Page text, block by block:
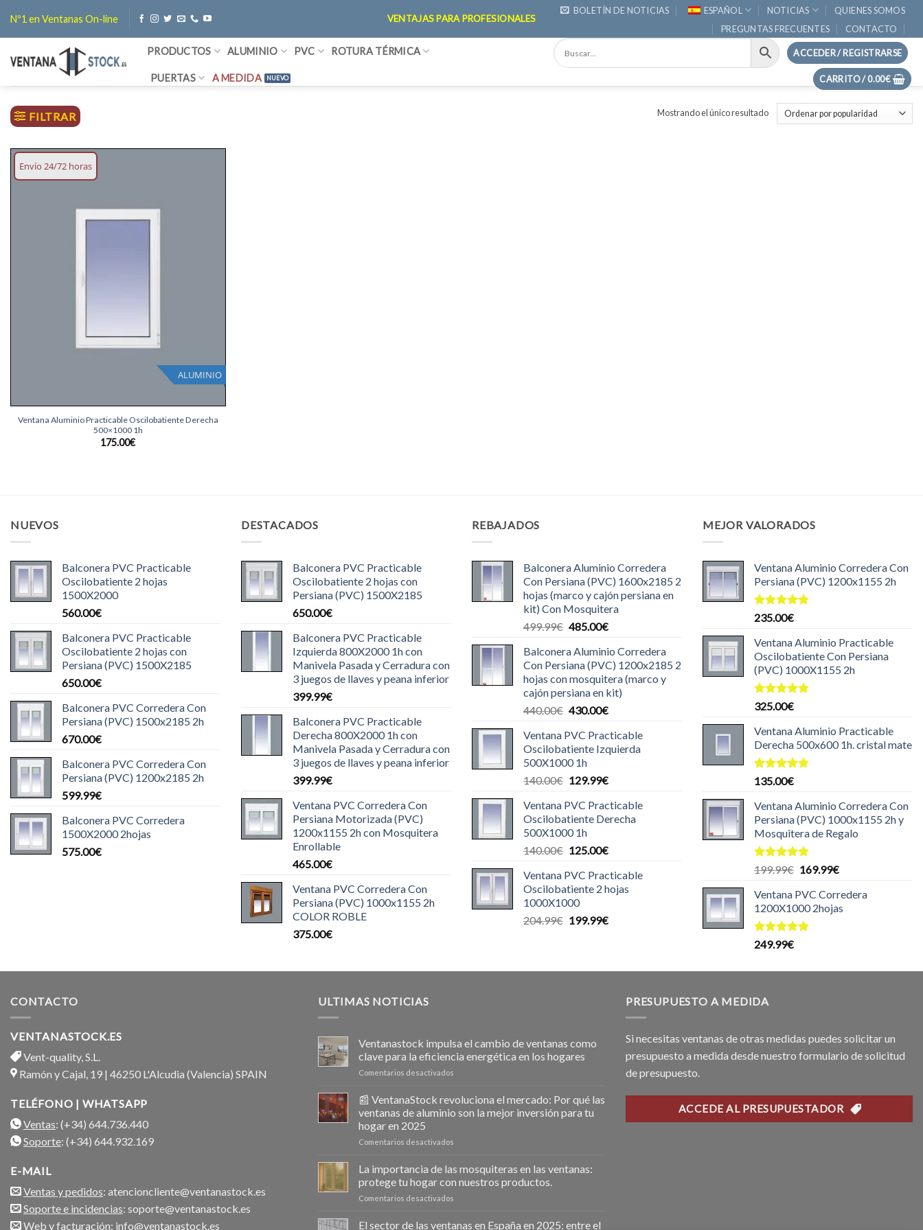
contenido
Nº1 en Ventanas On-line VENTAJAS PARA PROFESIONALES
BOLETÍN DE NOTICIAS ESPAÑOL NOTICIAS
QUIENES SOMOS
PREGUNTAS FRECUENTES
CONTACTO
PRODUCTOS ALUMINIO PVC ROTURA TÉRMICA
PUERTAS A MEDIDA
ACCEDER / REGISTRARSE
CARRITO /0.00€
FILTRAR Mostrando el único resultado
Envío 24/72 horas
ALUMINIO
Ventana Aluminio Practicable Oscilobatiente Derecha
500×1000 1h
175.00€
NUEVOS
Balconera PVC Practicable
Oscilobatiente 2 hojas
1500X2000
560.00€
Balconera PVC Practicable
Oscilobatiente 2 hojas con
Persiana (PVC) 1500X2185
650.00€
Balconera PVC Corredera Con
Persiana (PVC) 1500x2185 2h
670.00€
Balconera PVC Corredera Con
Persiana (PVC) 1200x2185 2h
599.99€
Balconera PVC Corredera
1500X2000 2hojas
575.00€
DESTACADOS
Balconera PVC Practicable
Oscilobatiente 2 hojas con
Persiana (PVC) 1500X2185
650.00€
Balconera PVC Practicable
Izquierda 800X2000 1h con
Manivela Pasada y Cerradura con
3 juegos de llaves y peana inferior
399.99€
Balconera PVC Practicable
Derecha 800X2000 1h con
Manivela Pasada y Cerradura con
3 juegos de llaves y peana inferior
399.99€
Ventana PVC Corredera Con
Persiana Motorizada (PVC)
1200x1155 2h con Mosquitera
Enrollable
465.00€
Ventana PVC Corredera Con
Persiana (PVC) 1000x1155 2h
COLOR ROBLE
375.00€
REBAJADOS
Balconera Aluminio Corredera
Con Persiana (PVC) 1600x2185 2
hojas (marco y cajón persiana en
kit) Con Mosquitera
499.99€ El
original
era:
499.99€.
485.00€El
actual
es:
485.00€.
Balconera Aluminio Corredera
Con Persiana (PVC) 1200x2185 2
hojas con mosquitera (marco y
cajón persiana en kit)
440.00€ El
original
era:
440.00€.
430.00€El
actual
es:
Ventana PVC Practicable
Oscilobatiente Izquierda
500X1000 1h
140.00€ El
original
era:
140.00€.
129.99€El
actual
es:
Ventana PVC Practicable
Oscilobatiente Derecha
500X1000 1h
140.00€ El
original
era:
140.00€.
125.00€El
actual
es:
Ventana PVC Practicable
Oscilobatiente 2 hojas
1000X1000
204.99€ El
199.99€El
MEJOR VALORADOS
Ventana Aluminio Corredera Con
Persiana (PVC) 1200x1155 2h
Valorado
de 5
235.00€
Ventana Aluminio Practicable
Oscilobatiente Con Persiana
(PVC) 1000X1155 2h
Valorado
de 5
325.00€
Ventana Aluminio Practicable
Derecha 500x600 1h. cristal mate
Valorado
de 5
135.00€
Ventana Aluminio Corredera Con
Persiana (PVC) 1000x1155 2h y
Mosquitera de Regalo
Valorado
de 5
199.99€ El
original
era:
199.99€.
169.99€El
actual
es:
Ventana PVC Corredera
1200X1000 2hojas
Valorado
249.99€
CONTACTO
VENTANASTOCK.ES
Vent-quality, S.L.
Ramón y Cajal, 19 | 46250 L'Alcudia (Valencia) SPAIN
TELÉFONO | WHATSAPP
Ventas: (+34) 644.736.440
Soporte: (+34) 644.932.169
E-MAIL
Ventas y pedidos: atencioncliente@ventanastock.es
Soporte e incidencias: soporte@ventanastock.es
Web y facturación: info@ventanastock.es
ULTIMAS NOTICIAS
Ventanastock impulsa el cambio de ventanas como
clave para la eficiencia energética en los hogares
Comentarios desactivados
impulsa
cambio
la
en
📰 VentanaStock revoluciona el mercado: Por qué las
ventanas de aluminio son la mejor inversión para tu
hogar en 2025
Comentarios desactivados
VentanaStock
revoluciona
el
qué
La importancia de las mosquiteras en las ventanas:
protege tu hogar con nuestros productos.
Comentarios desactivados
importancia
El sector de las ventanas en España en 2025: entre el
PRESUPUESTO A MEDIDA
Si necesitas ventanas de otras medidas puedes solicitar un
presupuesto a medida desde nuestro formulario de solicitud
de presupuesto.
ACCEDE AL PRESUPUESTADOR